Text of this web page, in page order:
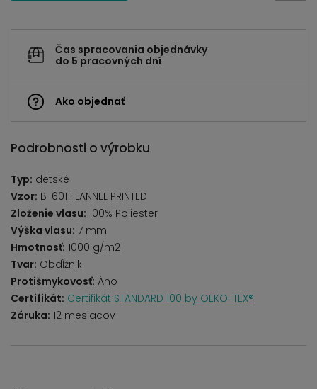
Čas spracovania objednávky
do 5 pracovných dní
Ako objednať
Podrobnosti o výrobku
Typ: detské
Vzor: B-601 FLANNEL PRINTED
Zloženie vlasu: 100% Poliester
Výška vlasu: 7 mm
Hmotnosť: 1000 g/m2
Tvar: Obdĺžnik
Protišmykovosť: Áno
Certifikát: Certifikát STANDARD 100 by OEKO-TEX®
Záruka: 12 mesiacov